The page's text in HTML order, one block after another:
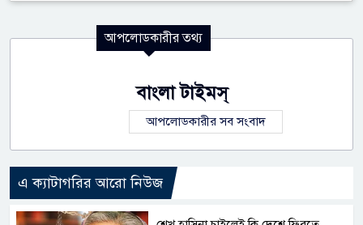
আপলোডকারীর তথ্য
বাংলা টাইমস্
আপলোডকারীর সব সংবাদ
এ ক্যাটাগরির আরো নিউজ